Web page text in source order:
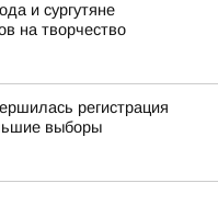
и сургутяне
на творчество
регистрация
выборы